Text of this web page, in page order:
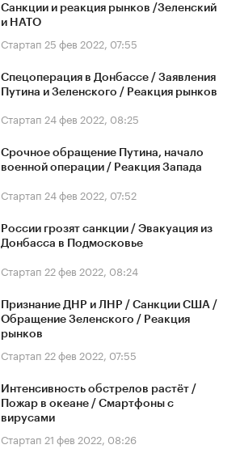
Санкции и реакция рынков /Зеленский
и НАТО
Стартап 25 фев 2022, 07:55
Спецоперация в Донбассе / Заявления
Путина и Зеленского / Реакция рынков
Стартап 24 фев 2022, 08:25
Срочное обращение Путина, начало
военной операции / Реакция Запада
Стартап 24 фев 2022, 07:52
России грозят санкции / Эвакуация из
Донбасса в Подмосковье
Стартап 22 фев 2022, 08:24
Признание ДНР и ЛНР / Санкции США /
Обращение Зеленского / Реакция
рынков
Стартап 22 фев 2022, 07:55
Интенсивность обстрелов растёт /
Пожар в океане / Смартфоны с
вирусами
Стартап 21 фев 2022, 08:26